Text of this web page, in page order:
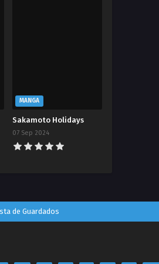
MANGA
Sakamoto Holidays
07 Sep 2024
de Guardados